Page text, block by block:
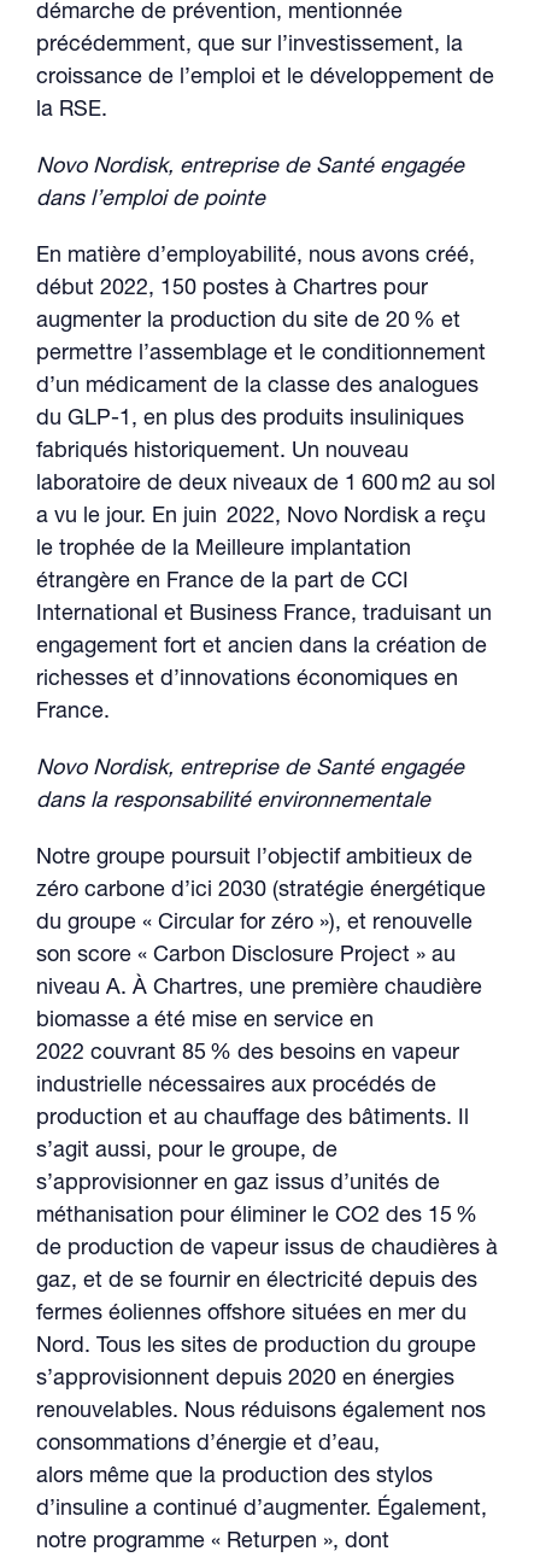
démarche de prévention, mentionnée
précédemment, que sur l’investissement, la
croissance de l’emploi et le développement de
la RSE.
Novo Nordisk, entreprise de Santé engagée
dans l’emploi de pointe
En matière d’employabilité, nous avons créé,
début 2022, 150 postes à Chartres pour
augmenter la production du site de 20 % et
permettre l’assemblage et le conditionnement
d’un médicament de la classe des analogues
du GLP-1, en plus des produits insuliniques
fabriqués historiquement. Un nouveau
laboratoire de deux niveaux de 1 600 m2 au sol
a vu le jour. En juin 2022, Novo Nordisk a reçu
le trophée de la Meilleure implantation
étrangère en France de la part de CCI
International et Business France, traduisant un
engagement fort et ancien dans la création de
richesses et d’innovations économiques en
France.
Novo Nordisk, entreprise de Santé engagée
dans la responsabilité environnementale
Notre groupe poursuit l’objectif ambitieux de
zéro carbone d’ici 2030 (stratégie énergétique
du groupe « Circular for zéro »), et renouvelle
son score « Carbon Disclosure Project » au
niveau A. À Chartres, une première chaudière
biomasse a été mise en service en
2022 couvrant 85 % des besoins en vapeur
industrielle nécessaires aux procédés de
production et au chauffage des bâtiments. Il
s’agit aussi, pour le groupe, de
s’approvisionner en gaz issus d’unités de
méthanisation pour éliminer le CO2 des 15 %
de production de vapeur issus de chaudières à
gaz, et de se fournir en électricité depuis des
fermes éoliennes offshore situées en mer du
Nord. Tous les sites de production du groupe
s’approvisionnent depuis 2020 en énergies
renouvelables. Nous réduisons également nos
consommations d’énergie et d’eau,
alors même que la production des stylos
d’insuline a continué d’augmenter. Également,
notre programme « Returpen », dont